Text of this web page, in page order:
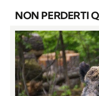
NON PERDERTI